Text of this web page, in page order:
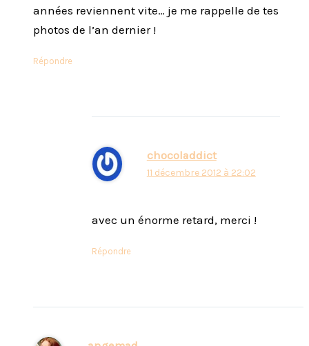
années reviennent vite… je me rappelle de tes
photos de l’an dernier !
Répondre
chocoladdict
11 décembre 2012 à 22:02
avec un énorme retard, merci !
Répondre